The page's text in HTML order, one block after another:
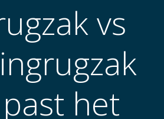
vs
het